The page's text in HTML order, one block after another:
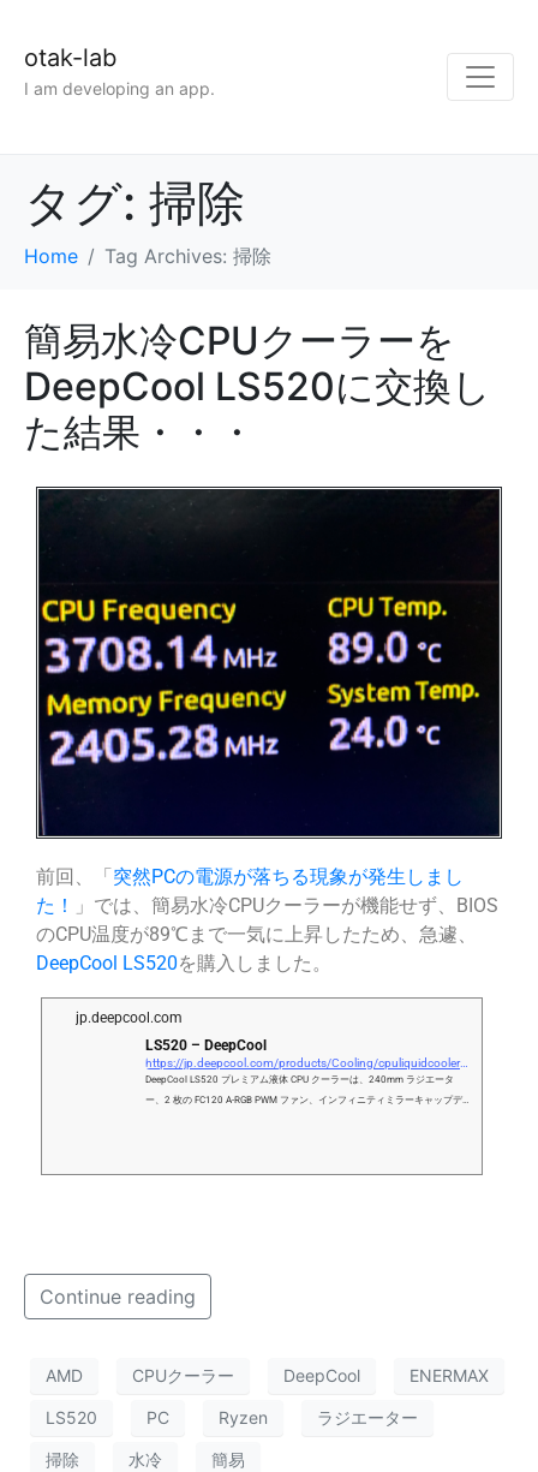
otak-lab
I am developing an app.
タグ: 掃除
Home Tag Archives: 掃除
簡易水冷CPUクーラーを
DeepCool LS520に交換し
た結果・・・
前回、「突然PCの電源が落ちる現象が発生しまし
た！
」では、簡易水冷CPUクーラーが機能せず、BIOS
のCPU温度が89℃まで一気に上昇したため、急遽、
DeepCool LS520を購入しました。
jp.deepcool.com
LS520 – DeepCool
https://jp.deepcool.com/products/Cooling/cpuliquidcoolers/LS520-High-Performance-240mm-Liquid-CPU-Cooler/2022/15866.shtml
DeepCool LS520 プレミアム液体 CPU クーラーは、240mm ラジエータ
ー、2 枚の FC120 A-RGB PWM ファン、インフィニティミラーキャップデザ
Continue reading
AMD CPUクーラー DeepCool ENERMAX
LS520 PC Ryzen ラジエーター
掃除 水冷 簡易